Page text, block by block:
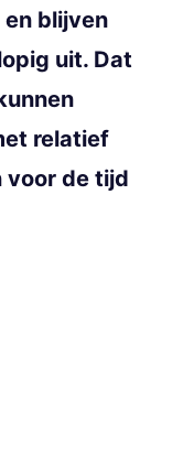
blijven
uit. Dat
relatief
voor de tijd